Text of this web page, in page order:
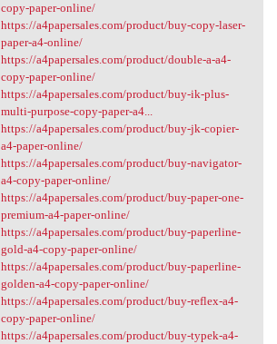
copy-paper-online/
https://a4papersales.com/product/buy-copy-laser-
paper-a4-online/
https://a4papersales.com/product/double-a-a4-
copy-paper-online/
https://a4papersales.com/product/buy-ik-plus-
multi-purpose-copy-paper-a4...
https://a4papersales.com/product/buy-jk-copier-
a4-paper-online/
https://a4papersales.com/product/buy-navigator-
a4-copy-paper-online/
https://a4papersales.com/product/buy-paper-one-
premium-a4-paper-online/
https://a4papersales.com/product/buy-paperline-
gold-a4-copy-paper-online/
https://a4papersales.com/product/buy-paperline-
golden-a4-copy-paper-online/
https://a4papersales.com/product/buy-reflex-a4-
copy-paper-online/
https://a4papersales.com/product/buy-typek-a4-